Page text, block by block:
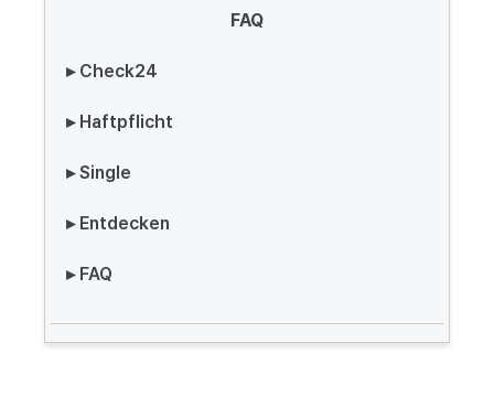
FAQ
▸ Check24
▸ Haftpflicht
▸ Single
▸ Entdecken
▸ FAQ